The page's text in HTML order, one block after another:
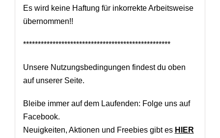
Es wird keine Haftung für inkorrekte Arbeitsweise
übernommen!!
**************************************************
Unsere Nutzungsbedingungen findest du oben
auf unserer Seite.
Bleibe immer auf dem Laufenden: Folge uns auf
Facebook.
Neuigkeiten, Aktionen und Freebies gibt es HIER